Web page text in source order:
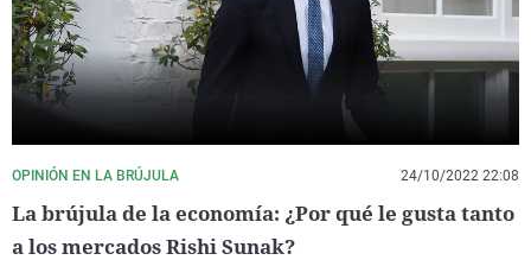
OPINIÓN EN LA BRÚJULA 24/10/2022 22:08
La brújula de la economía: ¿Por qué le gusta tanto
a los mercados Rishi Sunak?